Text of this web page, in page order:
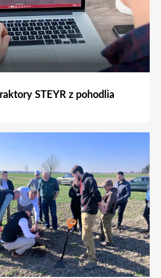
STEYR z pohodlia